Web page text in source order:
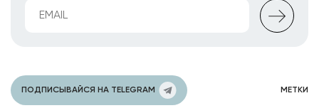
ПОДПИСЫВАЙСЯ НА TELEGRAM МЕТКИ